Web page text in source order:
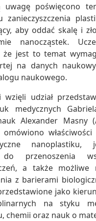
uwagę poświęcono
zanieczyszczenia
aby oddać skalę i
nanocząstek.
że jest to temat
na danych
naukowego.
wzięli udział
medycznych
Alexander Masny
omówiono
nanoplastiku,
przenoszenia
a także możliwe
z barierami
jako
na styku
chemii oraz nauk o